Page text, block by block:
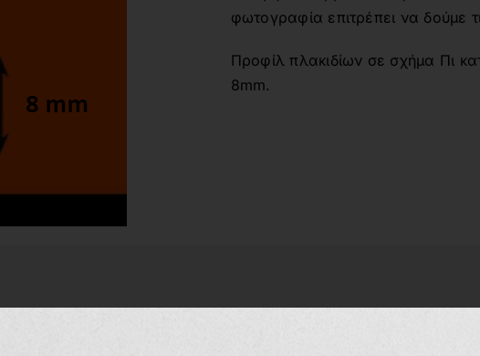
φωτογραφία επιτρέπει να δούμε
Προφίλ πλακιδίων σε σχήμα Πι
8mm.